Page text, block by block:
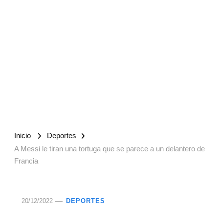
Inicio
Deportes
A Messi le tiran una tortuga que se parece a un delantero de
Francia
20/12/2022 DEPORTES